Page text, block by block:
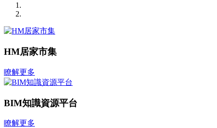
HM居家市集
瞭解更多
BIM知識資源平台
瞭解更多